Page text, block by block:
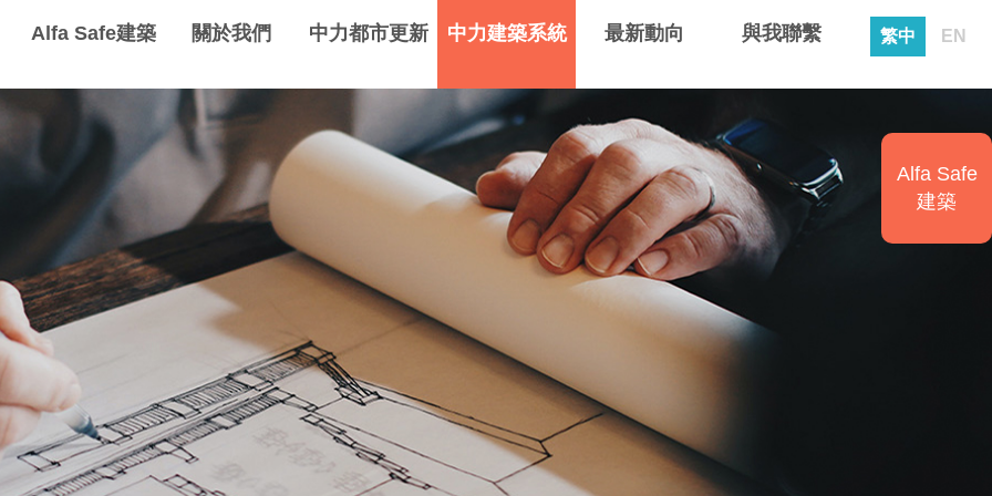
Alfa Safe建築 關於我們 中力都市更新 中力建築系統 最新動向 與我聯繫 繁中 EN
Alfa Safe
建築